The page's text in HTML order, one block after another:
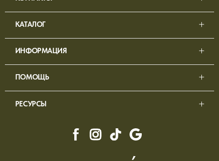
КАТАЛОГ
ИНФОРМАЦИЯ
ПОМОЩЬ
РЕСУРСЫ